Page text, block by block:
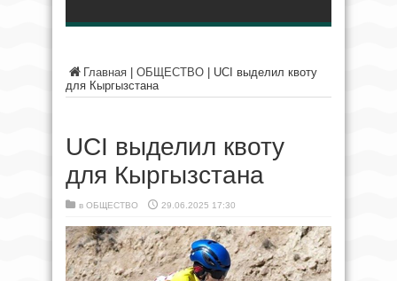
Главная ОБЩЕСТВО
UCI выделил квоту
для Кыргызстана
UCI выделил квоту
для Кыргызстана
в ОБЩЕСТВО 29.06.2025 17:30